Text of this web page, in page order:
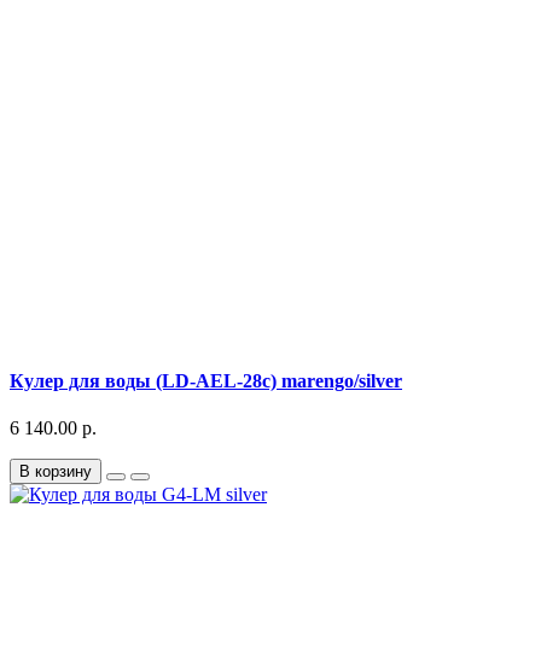
Кулер для воды (LD-AEL-28с) marengo/silver
6 140.00 р.
В корзину